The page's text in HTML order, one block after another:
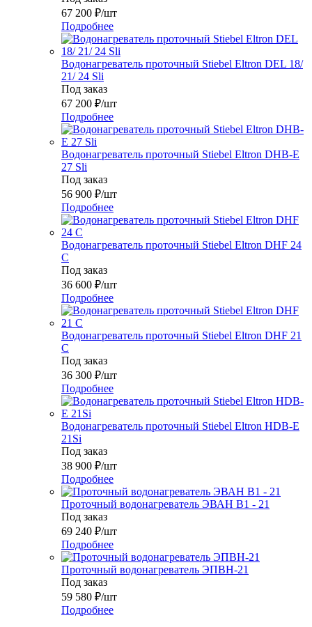
67 200 ₽/шт
Подробнее
Водонагреватель проточный Stiebel Eltron DEL 18/
21/ 24 Sli
Под заказ
67 200 ₽/шт
Подробнее
Водонагреватель проточный Stiebel Eltron DHB-E
27 Sli
Под заказ
56 900 ₽/шт
Подробнее
Водонагреватель проточный Stiebel Eltron DHF 24
C
Под заказ
36 600 ₽/шт
Подробнее
Водонагреватель проточный Stiebel Eltron DHF 21
C
Под заказ
36 300 ₽/шт
Подробнее
Водонагреватель проточный Stiebel Eltron HDB-E
21Si
Под заказ
38 900 ₽/шт
Подробнее
Проточный водонагреватель ЭВАН В1 - 21
Под заказ
69 240 ₽/шт
Подробнее
Проточный водонагреватель ЭПВН-21
Под заказ
59 580 ₽/шт
Подробнее